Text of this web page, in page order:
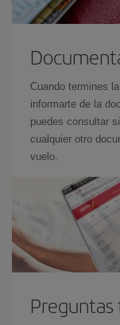
Cuando termines
informarte de la
puedes consultar
cualquier otro
vuelo.